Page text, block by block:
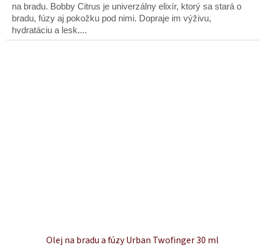
na bradu. Bobby Citrus je univerzálny elixír, ktorý sa stará o
bradu, fúzy aj pokožku pod nimi. Dopraje im výživu,
hydratáciu a lesk,...
Olej na bradu a fúzy Urban Twofinger 30 ml